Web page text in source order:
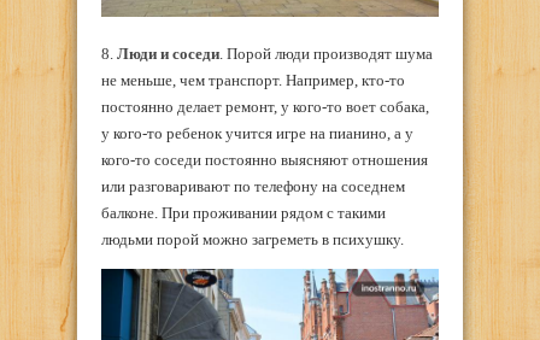
8. Люди и соседи. Порой люди производят шума
не меньше, чем транспорт. Например, кто-то
постоянно делает ремонт, у кого-то воет собака,
у кого-то ребенок учится игре на пианино, а у
кого-то соседи постоянно выясняют отношения
или разговаривают по телефону на соседнем
балконе. При проживании рядом с такими
людьми порой можно загреметь в психушку.